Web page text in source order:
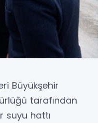
Büyükşehir
tarafından
suyu hattı